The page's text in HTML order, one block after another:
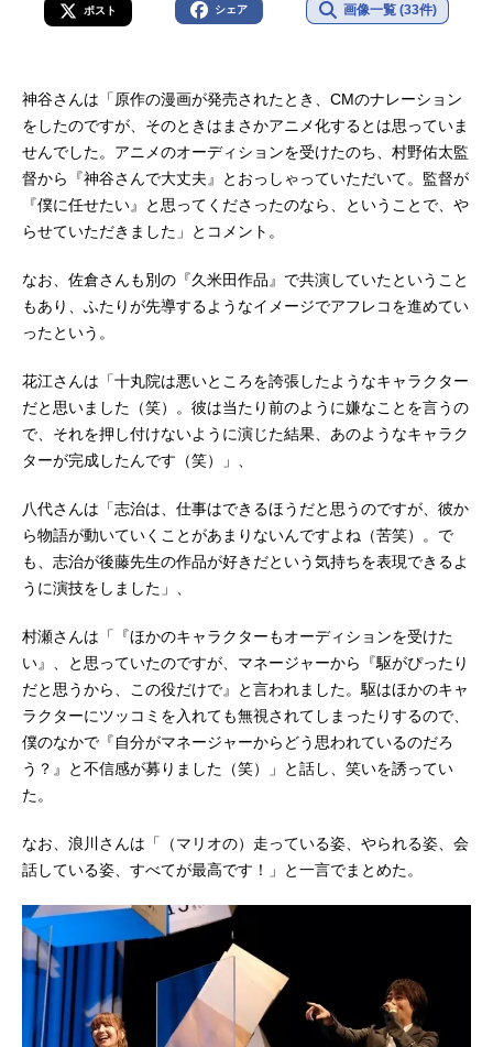
ポスト シェア 画像一覧 (33件)
神谷さんは「原作の漫画が発売されたとき、CMのナレーション
をしたのですが、そのときはまさかアニメ化するとは思っていま
せんでした。アニメのオーディションを受けたのち、村野佑太監
督から『神谷さんで大丈夫』とおっしゃっていただいて。監督が
『僕に任せたい』と思ってくださったのなら、ということで、や
らせていただきました」とコメント。
なお、佐倉さんも別の『久米田作品』で共演していたということ
もあり、ふたりが先導するようなイメージでアフレコを進めてい
ったという。
花江さんは「十丸院は悪いところを誇張したようなキャラクター
だと思いました（笑）。彼は当たり前のように嫌なことを言うの
で、それを押し付けないように演じた結果、あのようなキャラク
ターが完成したんです（笑）」、
八代さんは「志治は、仕事はできるほうだと思うのですが、彼か
ら物語が動いていくことがあまりないんですよね（苦笑）。で
も、志治が後藤先生の作品が好きだという気持ちを表現できるよ
うに演技をしました」、
村瀬さんは「『ほかのキャラクターもオーディションを受けた
い』、と思っていたのですが、マネージャーから『駆がぴったり
だと思うから、この役だけで』と言われました。駆はほかのキャ
ラクターにツッコミを入れても無視されてしまったりするので、
僕のなかで『自分がマネージャーからどう思われているのだろ
う？』と不信感が募りました（笑）」と話し、笑いを誘ってい
た。
なお、浪川さんは「（マリオの）走っている姿、やられる姿、会
話している姿、すべてが最高です！」と一言でまとめた。